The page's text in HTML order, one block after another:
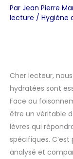
Par Jean Pierre
lecture / Hygiène
Cher lecteur,
hydratées sont
Face au
être un véritable
lèvres qui
spécifiques.
analysé et